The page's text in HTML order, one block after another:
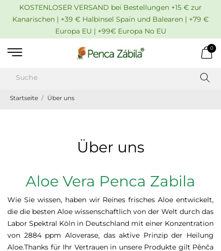
KOSTENLOSER VERSAND bei Bestellungen +15 € zur
Kanarischen | +39 € Halbinsel Spain und Balearen | +79 €
Europa EU | +99€ Europa No EU
0
Startseite Über uns
Über uns
Aloe Vera Penca Zabila
Wie Sie wissen, haben wir Reines frisches Aloe entwickelt,
die die besten Aloe wissenschaftlich von der Welt durch das
Labor Spektral Köln in Deutschland mit einer Konzentration
von 2884 ppm Aloverase, das aktive Prinzip der Heilung
Aloe.Thanks für Ihr Vertrauen in unsere Produkte gilt Pěnča